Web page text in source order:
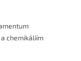
chemikáliím